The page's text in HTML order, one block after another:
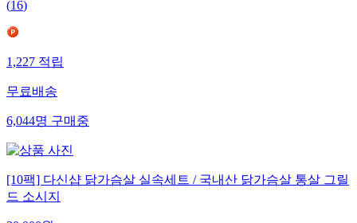
(16)
1,227적립
무료배송
6,044명구매중
[10팩] 다신샵 닭가슴살 실속세트 / 국내산 닭가슴살 통살 그릴
드 소시지